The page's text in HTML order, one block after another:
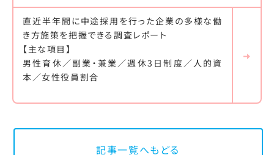
直近半年間に中途採用を行った企業の多様な働
き方施策を把握できる調査レポート
【主な項目】
男性育休／副業・兼業／週休3日制度／人的資
本／女性役員割合
記事一覧へもどる